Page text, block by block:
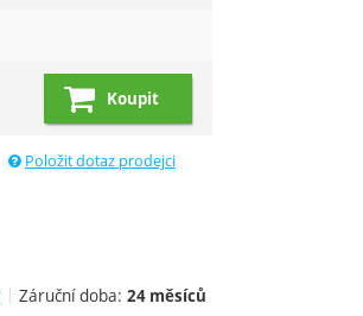
Koupit
Položit dotaz prodejci
Záruční doba: 24 měsíců